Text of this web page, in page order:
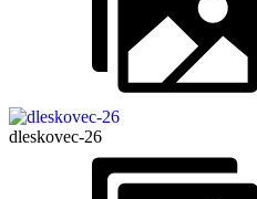
dleskovec-26